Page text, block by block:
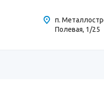
п.
Полевая, 1/25